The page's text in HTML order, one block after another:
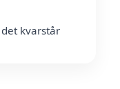
kvarstår